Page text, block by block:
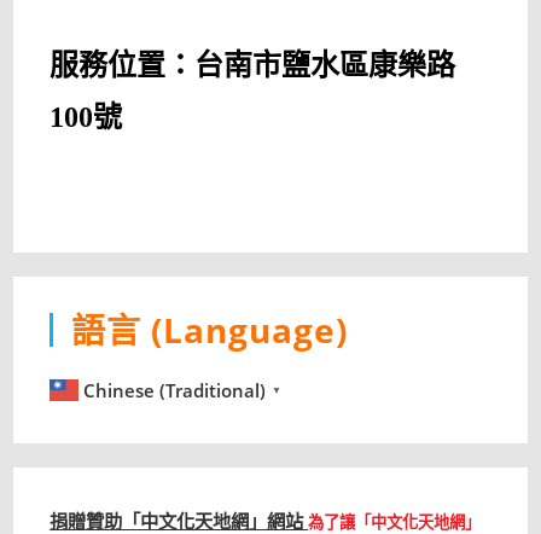
服務位置：台南市鹽水區康樂路
100號
語言 (Language)
Chinese (Traditional) ▼
捐贈贊助「中文化天地網」網站為了讓「中文化天地網」